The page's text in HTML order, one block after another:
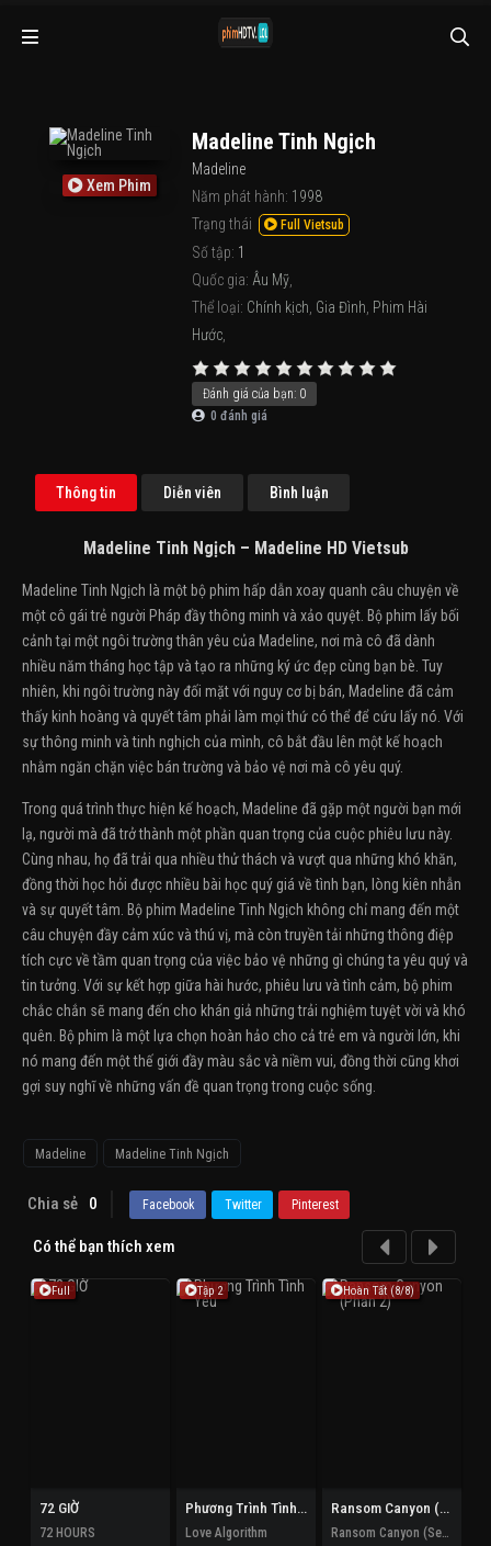
Xem Phim
Madeline Tinh Ngịch
Madeline
Năm phát hành: 1998
Trạng thái
Full Vietsub
Số tập: 1
Quốc gia: Âu Mỹ
Thể loại: Chính kịch Gia Đình Phim Hài
Hước
Đánh giá của bạn: 0
0 đánh giá
Thông tin Diễn viên Bình luận
Madeline Tinh Ngịch – Madeline HD Vietsub
Madeline Tinh Ngịch là một bộ phim hấp dẫn xoay quanh câu chuyện về
một cô gái trẻ người Pháp đầy thông minh và xảo quyệt. Bộ phim lấy bối
cảnh tại một ngôi trường thân yêu của Madeline, nơi mà cô đã dành
nhiều năm tháng học tập và tạo ra những ký ức đẹp cùng bạn bè. Tuy
nhiên, khi ngôi trường này đối mặt với nguy cơ bị bán, Madeline đã cảm
thấy kinh hoàng và quyết tâm phải làm mọi thứ có thể để cứu lấy nó. Với
sự thông minh và tinh nghịch của mình, cô bắt đầu lên một kế hoạch
nhằm ngăn chặn việc bán trường và bảo vệ nơi mà cô yêu quý.
Trong quá trình thực hiện kế hoạch, Madeline đã gặp một người bạn mới
lạ, người mà đã trở thành một phần quan trọng của cuộc phiêu lưu này.
Cùng nhau, họ đã trải qua nhiều thử thách và vượt qua những khó khăn,
đồng thời học hỏi được nhiều bài học quý giá về tình bạn, lòng kiên nhẫn
và sự quyết tâm. Bộ phim Madeline Tinh Ngịch không chỉ mang đến một
câu chuyện đầy cảm xúc và thú vị, mà còn truyền tải những thông điệp
tích cực về tầm quan trọng của việc bảo vệ những gì chúng ta yêu quý và
tin tưởng. Với sự kết hợp giữa hài hước, phiêu lưu và tình cảm, bộ phim
chắc chắn sẽ mang đến cho khán giả những trải nghiệm tuyệt vời và khó
quên. Bộ phim là một lựa chọn hoàn hảo cho cả trẻ em và người lớn, khi
nó mang đến một thế giới đầy màu sắc và niềm vui, đồng thời cũng khơi
gợi suy nghĩ về những vấn đề quan trọng trong cuộc sống.
Madeline Madeline Tinh Ngịch
Chia sẻ 0 Facebook Twitter Pinterest
Có thể bạn thích xem
Full
72 GIỜ
72 HOURS
Tập 2
Phương Trình Tình Yêu
Love Algorithm
Hoàn Tất (8/8)
Ransom Canyon (Phần 2)